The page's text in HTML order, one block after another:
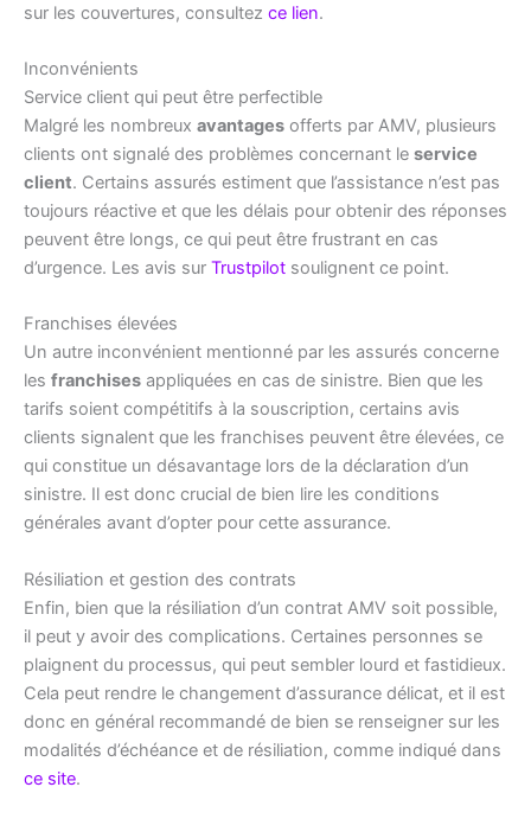
sur les couvertures, consultez ce lien.
Inconvénients
Service client qui peut être perfectible
Malgré les nombreux avantages offerts par AMV, plusieurs
clients ont signalé des problèmes concernant le service
client. Certains assurés estiment que l’assistance n’est pas
toujours réactive et que les délais pour obtenir des réponses
peuvent être longs, ce qui peut être frustrant en cas
d’urgence. Les avis sur Trustpilot soulignent ce point.
Franchises élevées
Un autre inconvénient mentionné par les assurés concerne
les franchises appliquées en cas de sinistre. Bien que les
tarifs soient compétitifs à la souscription, certains avis
clients signalent que les franchises peuvent être élevées, ce
qui constitue un désavantage lors de la déclaration d’un
sinistre. Il est donc crucial de bien lire les conditions
générales avant d’opter pour cette assurance.
Résiliation et gestion des contrats
Enfin, bien que la résiliation d’un contrat AMV soit possible,
il peut y avoir des complications. Certaines personnes se
plaignent du processus, qui peut sembler lourd et fastidieux.
Cela peut rendre le changement d’assurance délicat, et il est
donc en général recommandé de bien se renseigner sur les
modalités d’échéance et de résiliation, comme indiqué dans
ce site.